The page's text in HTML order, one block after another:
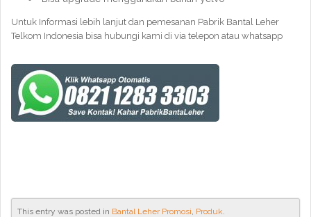
Untuk Informasi lebih lanjut dan pemesanan Pabrik Bantal Leher
Telkom Indonesia bisa hubungi kami di via telepon atau whatsapp
This entry was posted in Bantal Leher Promosi, Produk.